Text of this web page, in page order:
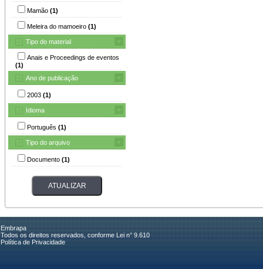
Mamão (1)
Meleira do mamoeiro (1)
Tipo do material
Anais e Proceedings de eventos
(1)
Ano de publicação
2003 (1)
Idioma
Português (1)
Tipo do arquivo
Documento (1)
Embrapa
Todos os direitos reservados, conforme Lei n° 9.610
Política de Privacidade